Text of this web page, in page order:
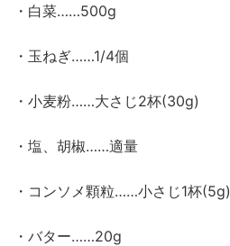
・白菜……500g
・玉ねぎ……1/4個
・小麦粉……大さじ2杯(30g)
・塩、胡椒……適量
・コンソメ顆粒……小さじ1杯(5g)
・バター……20g